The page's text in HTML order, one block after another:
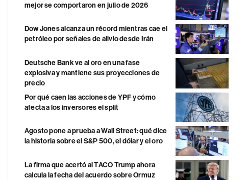
mejor se comportaron en julio de 2026
Dow Jones alcanza un récord mientras cae el
petróleo por señales de alivio desde Irán
Deutsche Bank ve al oro en una fase
explosiva y mantiene sus proyecciones de
precio
Por qué caen las acciones de YPF y cómo
afecta a los inversores el split
Agosto pone a prueba a Wall Street: qué dice
la historia sobre el S&P 500, el dólar y el oro
La firma que acertó al TACO Trump ahora
calcula la fecha del acuerdo sobre Ormuz